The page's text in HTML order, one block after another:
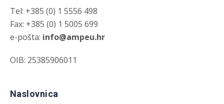
Tel: +385 (0) 1 5556 498
Fax: +385 (0) 1 5005 699
e-pošta: info@ampeu.hr
OIB: 25385906011
Naslovnica